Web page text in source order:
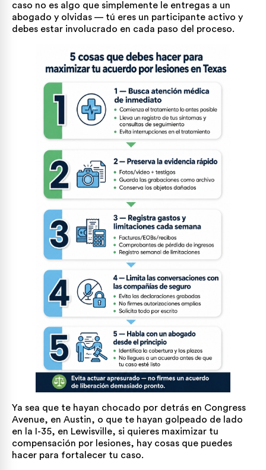
caso no es algo que simplemente le entregas a un
abogado y olvidas — tú eres un participante activo y
debes estar involucrado en cada paso del proceso.
Ya sea que te hayan chocado por detrás en Congress
Avenue, en Austin, o que te hayan golpeado de lado
en la I-35, en Lewisville, si quieres maximizar tu
compensación por lesiones, hay cosas que puedes
hacer para fortalecer tu caso.